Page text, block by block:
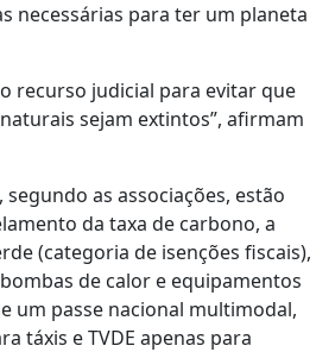
necessárias para ter um planeta
recurso judicial para evitar que
sejam extintos”, afirmam
segundo as associações, estão
da taxa de carbono, a
(categoria de isenções fiscais),
de calor e equipamentos
um passe nacional multimodal,
táxis e TVDE apenas para